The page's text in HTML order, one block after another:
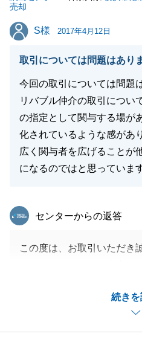
売却
S様
S様 2017年4月12日
取引については問題はあり
今回の取引については問題
リバブル仲介の取引につい
の指定として関与する場が
化されているような感があ
広く関与者を広げることが
になるのではと思っています
続き
東急リバブル
センターからの返答
この度は、お取引いただき
求して参ります。今後とも